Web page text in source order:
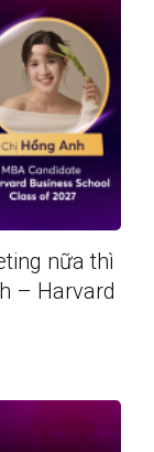
nữa thì
– Harvard